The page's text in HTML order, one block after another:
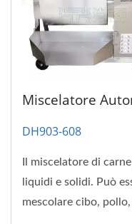
Miscelatore
DH903-608
Il miscelatore di
liquidi e solidi. Può
mescolare cibo,